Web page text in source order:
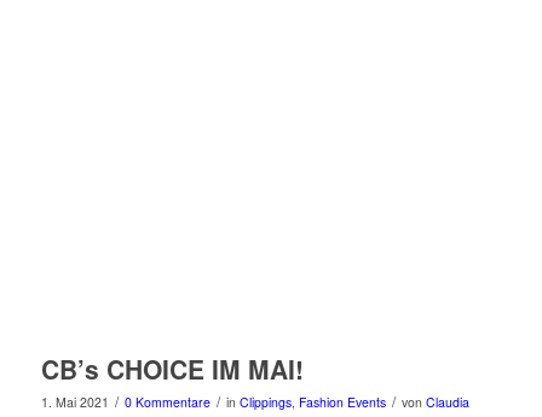
CB’s CHOICE IM MAI!
1. Mai 2021 / 0 Kommentare / in Clippings, Fashion Events / von Claudia